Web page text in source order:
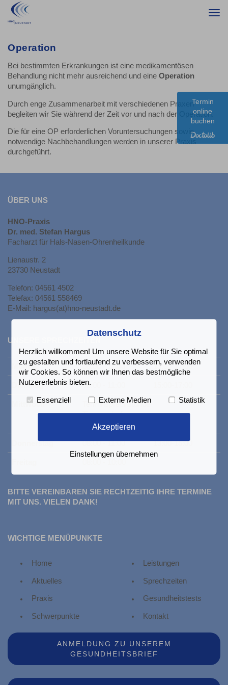
Operation
Bei bestimmten Erkrankungen ist eine medikamentösen
Behandlung nicht mehr ausreichend und eine Operation
unumgänglich.
Durch enge Zusammenarbeit mit verschiedenen Praxen
begleiten wir Sie während der Zeit vor und nach der Operation.
Die für eine OP erforderlichen Voruntersuchungen sowie
notwendige Nachbehandlungen werden in unserer Praxis
durchgeführt.
ÜBER UNS
HNO-Praxis
Dr. med. Stefan Hargus
Facharzt für Hals-Nasen-Ohrenheilkunde
Lienaustr. 2
23730 Neustadt
Telefon: 04561 4502
Telefax: 04561 558469
E-Mail: hargus(at)hno-neustadt.de
UNSERE SPRECHZEITEN
Montag 08:00 - 11:00 15:00-17:00
Dienstag 08:00 - 11:00
Mittwoch
Terminsprechstunde
Timmendorfer
Strand
Donnerstag 08:00 - 11:00 13:00-15:00
BITTE VEREINBAREN SIE RECHTZEITIG IHRE TERMINE
MIT UNS. VIELEN DANK!
WICHTIGE MENÜPUNKTE
Home
Aktuelles
Praxis
Schwerpunkte
Leistungen
Sprechzeiten
Gesundheitstests
Kontakt
ANMELDUNG ZU UNSEREM
GESUNDHEITSBRIEF
Termin
online
buchen
Datenschutz
Herzlich willkommen! Um unsere Website für Sie optimal
zu gestalten und fortlaufend zu verbessern, verwenden
wir Cookies. So können wir Ihnen das bestmögliche
Nutzererlebnis bieten.
Essenziell Externe Medien Statistik
Akzeptieren
Einstellungen übernehmen